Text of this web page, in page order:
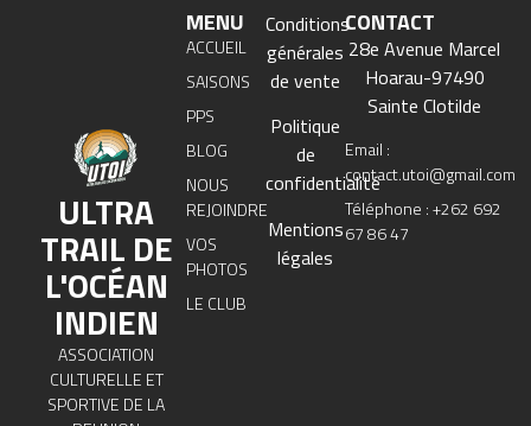
ULTRA
TRAIL DE
L'OCÉAN
INDIEN
ASSOCIATION
CULTURELLE ET
SPORTIVE DE LA
Conditions
générales
de vente
Politique
de
confidentialité
Mentions
légales
MENU
ACCUEIL
SAISONS
PPS
BLOG
NOUS
REJOINDRE
VOS
PHOTOS
LE CLUB
CONTACT
28e Avenue Marcel
Hoarau-97490
Sainte Clotilde
Email :
contact.utoi@gmail.com
Téléphone : +262 692
67 86 47